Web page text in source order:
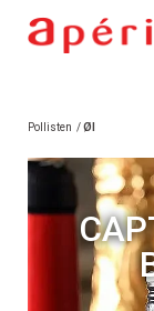
Pollisten /Øl